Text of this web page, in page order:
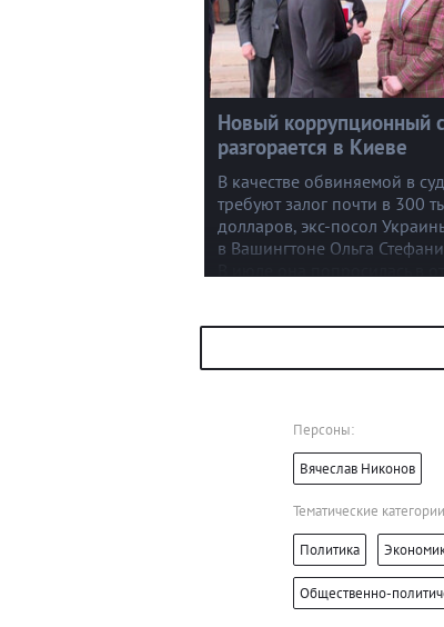
Новый коррупционный
разгорается в Киеве
В качестве обвиняемой в
требуют залог почти в 300
долларов, экс-посол
в Вашингтоне Ольга
Персоны:
Вячеслав Никонов
Тематические
Политика
Общественно-